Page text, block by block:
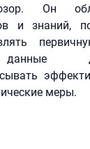
Он
и знаний,
меры.